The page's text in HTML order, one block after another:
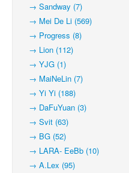
→ Sandway (7)
→ Mei De Li (569)
→ Progress (8)
→ Lion (112)
→ YJG (1)
→ MaiNeLin (7)
→ Yi Yi (188)
→ DaFuYuan (3)
→ Svit (63)
→ BG (52)
→ LARA- EeBb (10)
→ A.Lex (95)